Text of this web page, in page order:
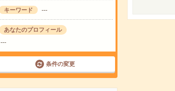
キーワード ---
あなたのプロフィール
---
条件の変更